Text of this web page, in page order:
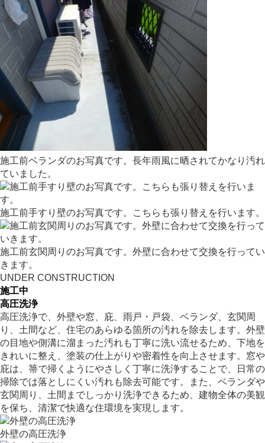
施工前ベランダのお写真です。長年雨風に晒されてかなり汚れ
ていました。
施工前手すり壁のお写真です。こちらも張り替えを行います。
施工前玄関周りのお写真です。外壁に合わせて交換を行ってい
きます。
UNDER CONSTRUCTION
施工中
高圧洗浄
高圧洗浄で、外壁や窓、庇、雨戸・戸袋、ベランダ、玄関周
り、土間など、住宅のあらゆる箇所の汚れを除去します。外壁
の目地や側溝に溜まった汚れも丁寧に洗い流せるため、下地を
きれいに整え、塗装の仕上がりや密着性を向上させます。窓や
庇は、箒で掃くようにやさしく丁寧に洗浄することで、日常の
掃除では落としにくい汚れも除去可能です。また、ベランダや
玄関周り、土間までしっかり洗浄できるため、建物全体の美観
を保ち、清潔で快適な住環境を実現します。
外壁の高圧洗浄